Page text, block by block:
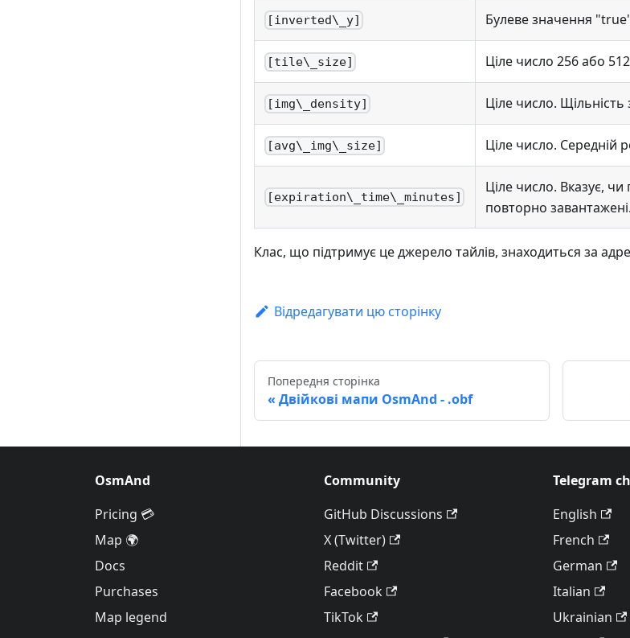
[inverted\_y] Булеве значення
[tile\_size] Ціле число 256 або
[img\_density] Ціле число.
[avg\_img\_size] Ціле число. Середній
[expiration\_time\_minutes]
Ціле число. Вказує, чи
повторно завантажені.
Клас, що підтримує це джерело тайлів, знаходиться за
Відредагувати цю сторінку
Попередня сторінка
Двійкові мапи OsmAnd - .obf
OsmAnd
Pricing 💳
Map 🌍
Docs
Purchases
Map legend
Community
GitHub Discussions
X (Twitter)
Reddit
Facebook
TikTok
Telegram
English
French
German
Italian
Ukrainian